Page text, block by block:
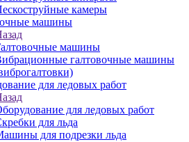
камеры
машины
машины
галтовочные машины
для ледовых работ
для ледовых работ
для льда
для подрезки льда